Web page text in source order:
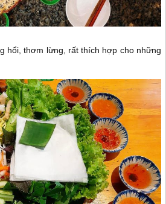
hổi, thơm lừng, rất thích hợp cho những